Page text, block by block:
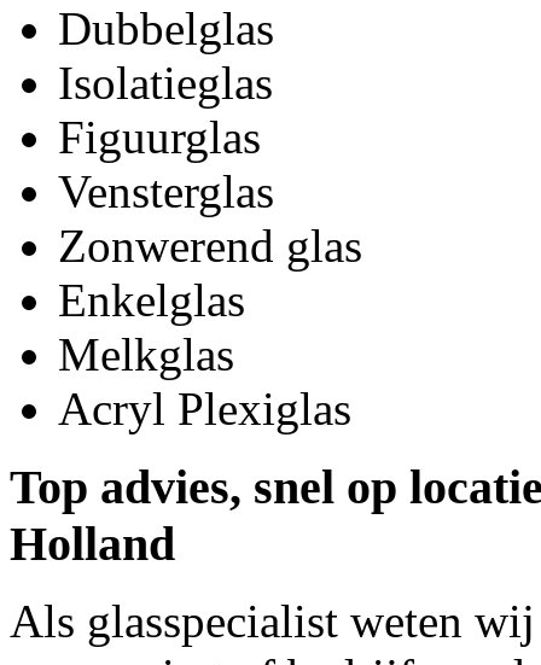
Dubbelglas
Isolatieglas
Figuurglas
Vensterglas
Zonwerend glas
Enkelglas
Melkglas
Acryl Plexiglas
Top advies, snel op
Holland
Als glasspecialist weten